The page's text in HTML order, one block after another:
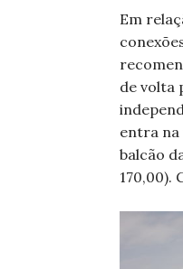
Em
de volta
entra na
balcão
170,00).